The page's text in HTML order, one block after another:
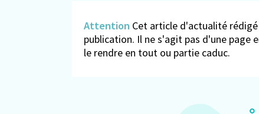
Attention Cet article d'actualité
publication. Il ne s'agit pas d'une page
le rendre en tout ou partie caduc.